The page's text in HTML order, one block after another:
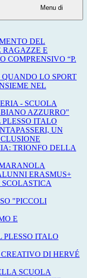
Menu di
DEL
RAGAZZE E
COMPRENSIVO “P.
LO SPORT
NEL
- SCUOLA
AZZURRO"
ITALO
UN
TRIONFO DELLA
ERASMUS+
"PICCOLI
E
ITALO
DI HERVÉ
SCUOLA